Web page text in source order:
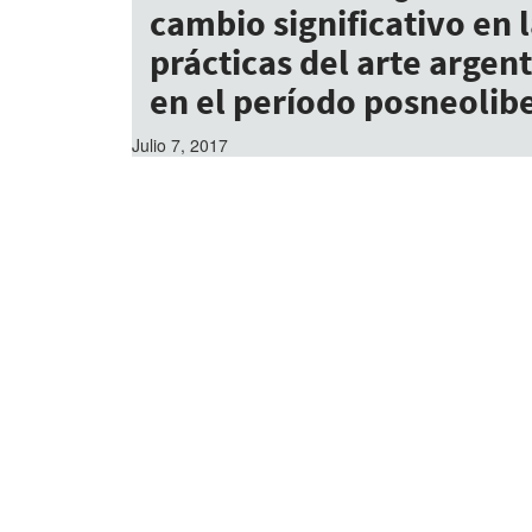
cambio significativo en
prácticas del arte
en el período
Julio 7, 2017